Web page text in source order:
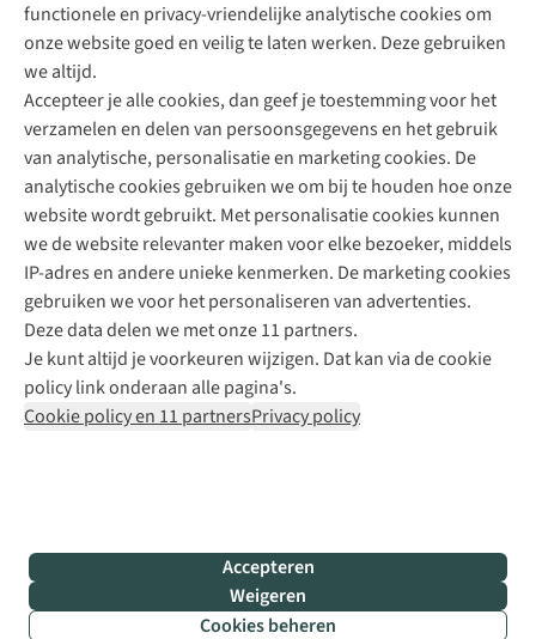
functionele en privacy-vriendelijke analytische cookies om
onze website goed en veilig te laten werken. Deze gebruiken
we altijd.
Accepteer je alle cookies, dan geef je toestemming voor het
verzamelen en delen van persoonsgegevens en het gebruik
van analytische, personalisatie en marketing cookies. De
analytische cookies gebruiken we om bij te houden hoe onze
website wordt gebruikt. Met personalisatie cookies kunnen
we de website relevanter maken voor elke bezoeker, middels
IP-adres en andere unieke kenmerken. De marketing cookies
gebruiken we voor het personaliseren van advertenties.
Deze data delen we met onze 11 partners.
Je kunt altijd je voorkeuren wijzigen. Dat kan via de cookie
policy link onderaan alle pagina's.
Cookie policy en 11 partnersPrivacy policy
Accepteren
Weigeren
Cookies beheren
Direct advies van een Buitenexpert
+31 (0)85 888 50 88
+31 6 12 28 49 80
Contactformulier
Bever
B.V.